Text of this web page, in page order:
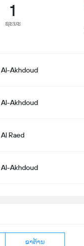
ຂາຕ້ານ
1
ຊະນະ
Al-Akhdoud
Al-Akhdoud
Al Raed
Al-Akhdoud